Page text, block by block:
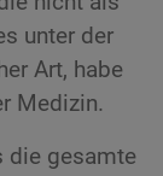
unter der
Art, habe
Medizin.
die gesamte